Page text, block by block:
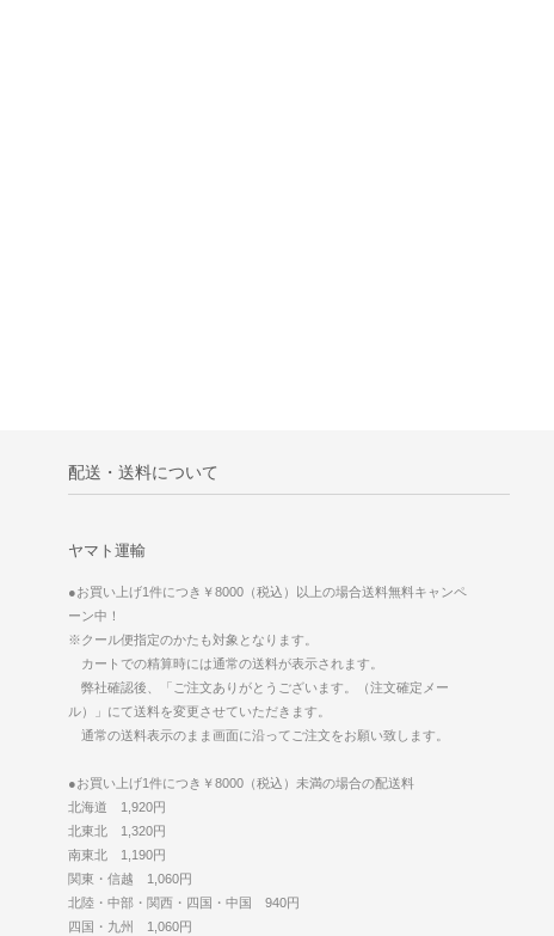
配送・送料について
ヤマト運輸
●お買い上げ1件につき￥8000（税込）以上の場合送料無料キャンペ
ーン中！
※クール便指定のかたも対象となります。
カートでの精算時には通常の送料が表示されます。
弊社確認後、「ご注文ありがとうございます。（注文確定メー
ル）」にて送料を変更させていただきます。
通常の送料表示のまま画面に沿ってご注文をお願い致します。
●お買い上げ1件につき￥8000（税込）未満の場合の配送料
北海道 1,920円
北東北 1,320円
南東北 1,190円
関東・信越 1,060円
北陸・中部・関西・四国・中国 940円
四国・九州 1,060円